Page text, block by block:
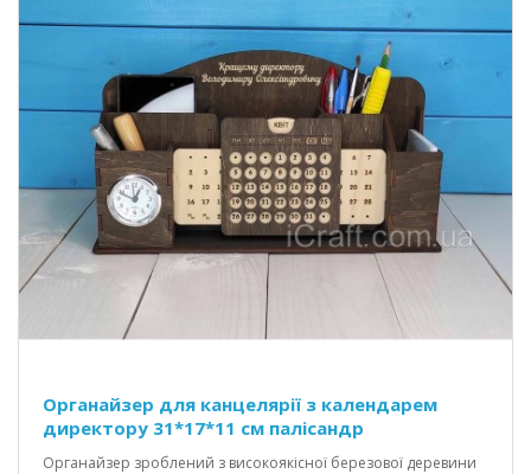
Органайзер для канцелярії з календарем
директору 31*17*11 см палісандр
Органайзер зроблений з високоякісної березової деревини